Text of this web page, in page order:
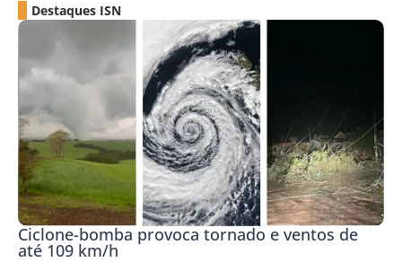
Destaques ISN
Ciclone-bomba provoca tornado e ventos de
até 109 km/h